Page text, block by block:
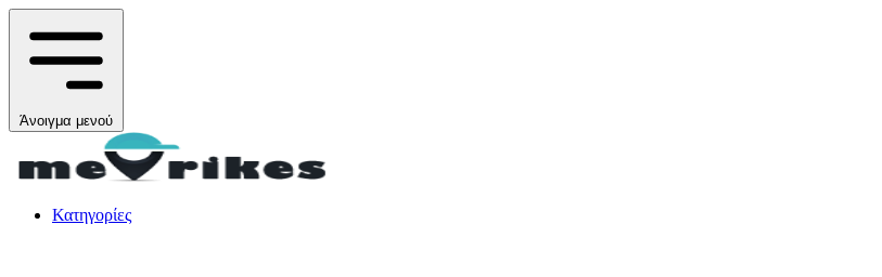
Άνοιγμα μενού
Κατηγορίες